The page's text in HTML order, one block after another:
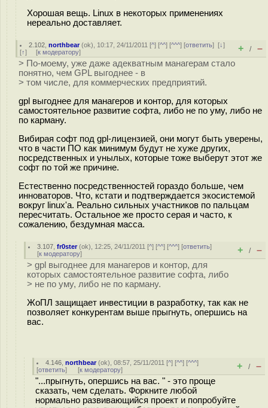
Хорошая вещь. Linux в некоторых применениях
нереально доставляет.
2.102 ,northbear(ok), 10:17, 24/11/2011 [^] [^^] [^^^] [ответить][↓]
[↑] [к модератору] + / –
> По-моему, уже даже адекватным манагерам стало
понятно, чем GPL выгоднее - в
> том числе, для коммерческих предприятий.
gpl выгоднее для манагеров и контор, для которых
самостоятельное развитие софта, либо не по уму, либо не
по карману.
Вибирая софт под gpl-лицензией, они могут быть уверены,
что в части ПО как минимум будут не хуже других,
посредственных и унылых, которые тоже выберут этот же
софт по той же причине.
Естественно посредственностей гораздо больше, чем
инноваторов. Что, кстати и подтверждается экосистемой
вокруг linux'a. Реально сильных участников по пальцам
пересчитать. Остальное же просто серая и часто, к
сожалению, бездумная масса.
3.107 ,fr0ster(ok), 12:25, 24/11/2011 [^] [^^] [^^^] [ответить]
[к модератору] + / –
> gpl выгоднее для манагеров и контор, для
которых самостоятельное развитие софта, либо
> не по уму, либо не по карману.
ЖоПЛ защищает инвестиции в разработку, так как не
позволяет конкурентам выше прыгнуть, опершись на
вас.
4.146 ,northbear(ok), 08:57, 25/11/2011 [^] [^^] [^^^]
[ответить] [к модератору] + / –
"...прыгнуть, опершись на вас. " - это проще
сказать, чем сделать. Форкните любой
нормально развивающийся проект и попробуйте